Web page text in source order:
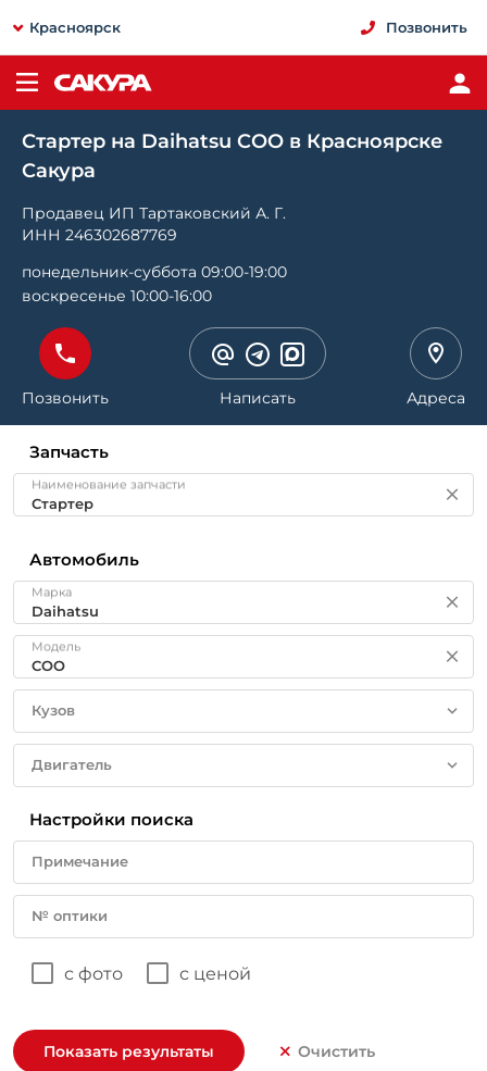
Красноярск Позвонить
Стартер на Daihatsu COO в Красноярске
Сакура
Продавец ИП Тартаковский А. Г.
ИНН 246302687769
понедельник-суббота 09:00-19:00
воскресенье 10:00-16:00
Позвонить Написать Адреса
Запчасть
Наименование запчасти
Автомобиль
Марка
Модель
Кузов
Двигатель
Настройки поиска
Примечание
№ оптики
с фото с ценой
Показать результаты Очистить